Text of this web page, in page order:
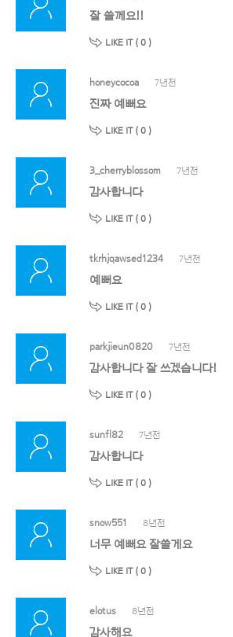
잘 쓸께요!!
LIKE IT ( 0 )
honeycocoa 7년전
진짜 예뻐요
LIKE IT ( 0 )
3_cherryblossom 7년전
감사합니다
LIKE IT ( 0 )
tkrhjqawsed1234 7년전
예뻐요
LIKE IT ( 0 )
parkjieun0820 7년전
감사합니다 잘 쓰겠습니다!
LIKE IT ( 0 )
sunfl82 7년전
감사합니다
LIKE IT ( 0 )
snow551 8년전
너무 예뻐요 잘쓸게요
LIKE IT ( 0 )
elotus 8년전
감사해요